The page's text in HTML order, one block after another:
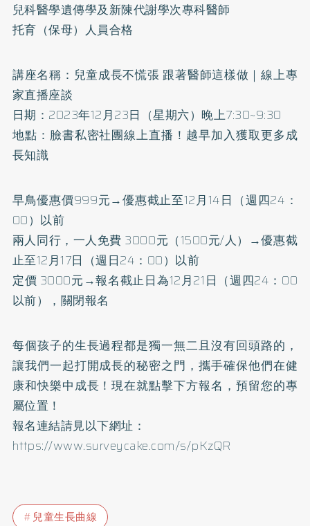
兒科醫學遺傳學及新陳代謝學次專科醫師
托育（保母）人員合格
講座名稱：兒童成長不慌張 跟著醫師這樣做｜線上專
家直播座談
日期：2023年12月23日（星期六）晚上7:30~9:30
地點：臉書私密社團線上直播！越早加入獲取更多成
長知識
早鳥優惠價999元→優惠截止至12月14日（週四24：
00）以前
兩人同行，一人免費 3000元（1500元/人）→優惠截
止至12月17日（週日24：00）以前
定價 3000元→報名截止日為12月21日（週四24：00
以前），關閉報名
每個孩子的生長過程都是獨一無二且沒有回頭路的，
讓我們一起打開成長的秘密之門，攜手確保他們在健
康和快樂中成長！現在就點擊下方報名，預留您的專
屬位置！
報名連結請見以下網址：
https://www.surveycake.com/s/pKzQR
兒童生長曲線